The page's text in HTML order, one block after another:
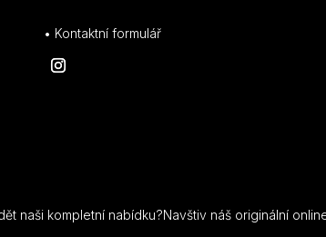
• Kontaktní formulář
naši kompletní nabídku?Navštiv náš originální